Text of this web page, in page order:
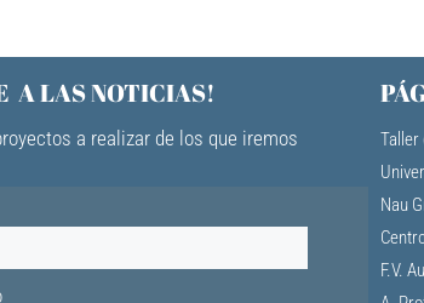
A LAS NOTICIAS!
a realizar de los que iremos
Taller
Nau
F.V.